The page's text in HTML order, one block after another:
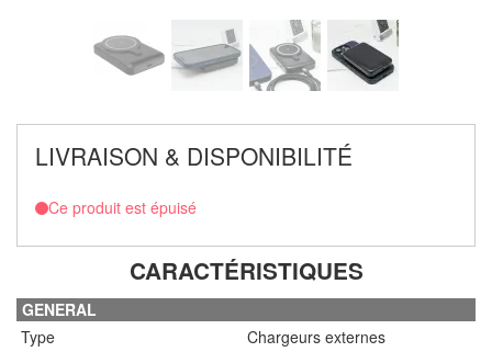
LIVRAISON & DISPONIBILITÉ
Ce produit est épuisé
CARACTÉRISTIQUES
GENERAL
Type
Chargeurs externes